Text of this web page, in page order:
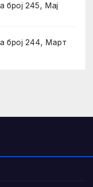
број 245, Мај
број 244, Март